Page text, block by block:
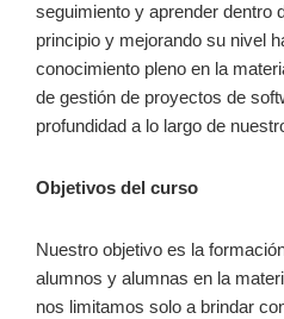
seguimiento y aprender dentro
principio y mejorando su nivel
conocimiento pleno en la
de gestión de proyectos de
profundidad a lo largo de
Objetivos del curso
Nuestro objetivo es la
alumnos y alumnas en la
nos limitamos solo a brindar